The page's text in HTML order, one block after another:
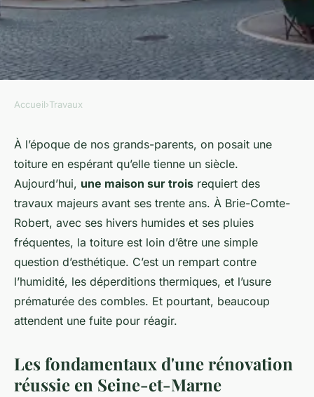
5 clés pour réussir ses projets
de toiture à Brie-Comte-
Robert
Auberte •14/05/2026 12:16 •10 min de lecture
Accueil›Travaux
À l’époque de nos grands-parents, on posait une
toiture en espérant qu’elle tienne un siècle.
Aujourd’hui, une maison sur trois requiert des
travaux majeurs avant ses trente ans. À Brie-Comte-
Robert, avec ses hivers humides et ses pluies
fréquentes, la toiture est loin d’être une simple
question d’esthétique. C’est un rempart contre
l’humidité, les déperditions thermiques, et l’usure
prématurée des combles. Et pourtant, beaucoup
attendent une fuite pour réagir.
Les fondamentaux d'une rénovation
réussie en Seine-et-Marne